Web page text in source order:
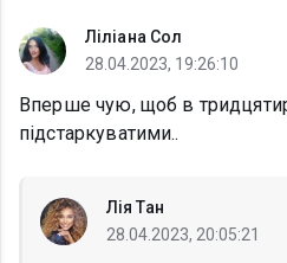
Ліліана Сол
28.04.2023, 19:26:10
Вперше чую, щоб в
підстаркуватими..
Лія Тан
28.04.2023, 20:05:21